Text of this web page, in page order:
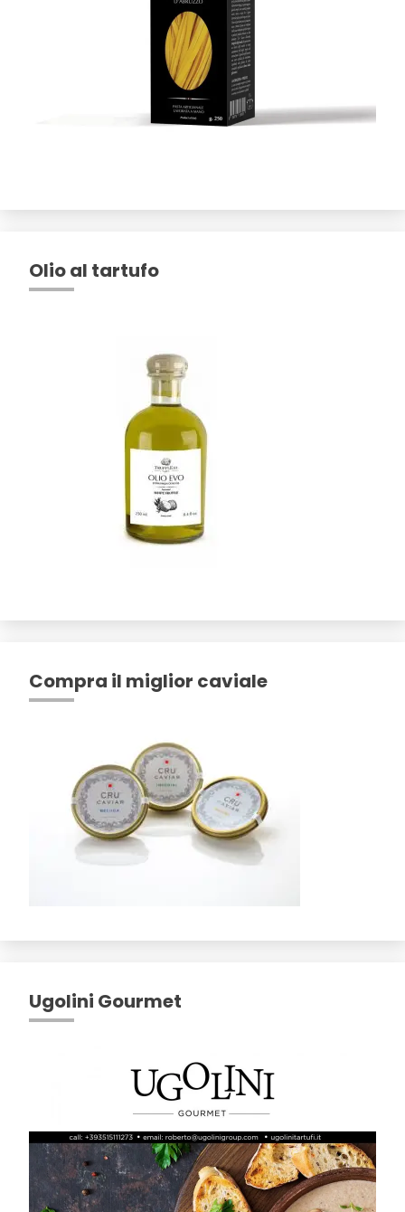
Olio al tartufo
Compra il miglior caviale
Ugolini Gourmet